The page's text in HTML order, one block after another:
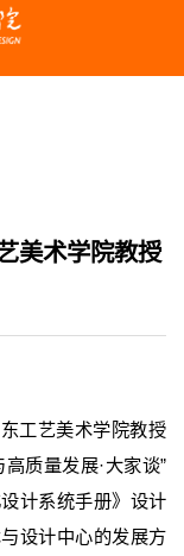
美术学院教授
工艺美术学院教授
质量发展·大家谈”
计系统手册》设计
设计中心的发展方